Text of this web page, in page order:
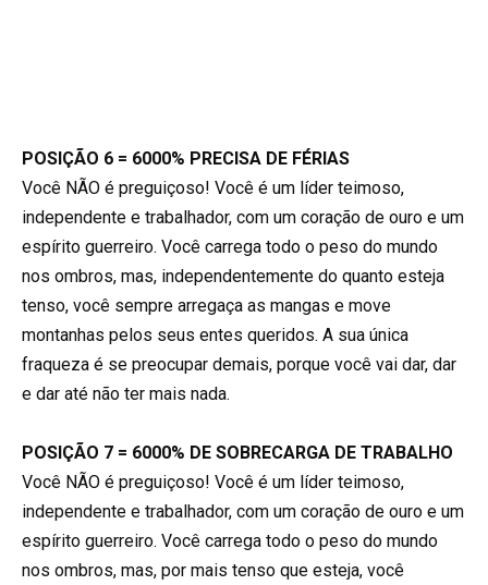
POSIÇÃO 6 = 6000% PRECISA DE FÉRIAS
Você NÃO é preguiçoso! Você é um líder teimoso,
independente e trabalhador, com um coração de ouro e um
espírito guerreiro. Você carrega todo o peso do mundo
nos ombros, mas, independentemente do quanto esteja
tenso, você sempre arregaça as mangas e move
montanhas pelos seus entes queridos. A sua única
fraqueza é se preocupar demais, porque você vai dar, dar
e dar até não ter mais nada.
POSIÇÃO 7 = 6000% DE SOBRECARGA DE TRABALHO
Você NÃO é preguiçoso! Você é um líder teimoso,
independente e trabalhador, com um coração de ouro e um
espírito guerreiro. Você carrega todo o peso do mundo
nos ombros, mas, por mais tenso que esteja, você